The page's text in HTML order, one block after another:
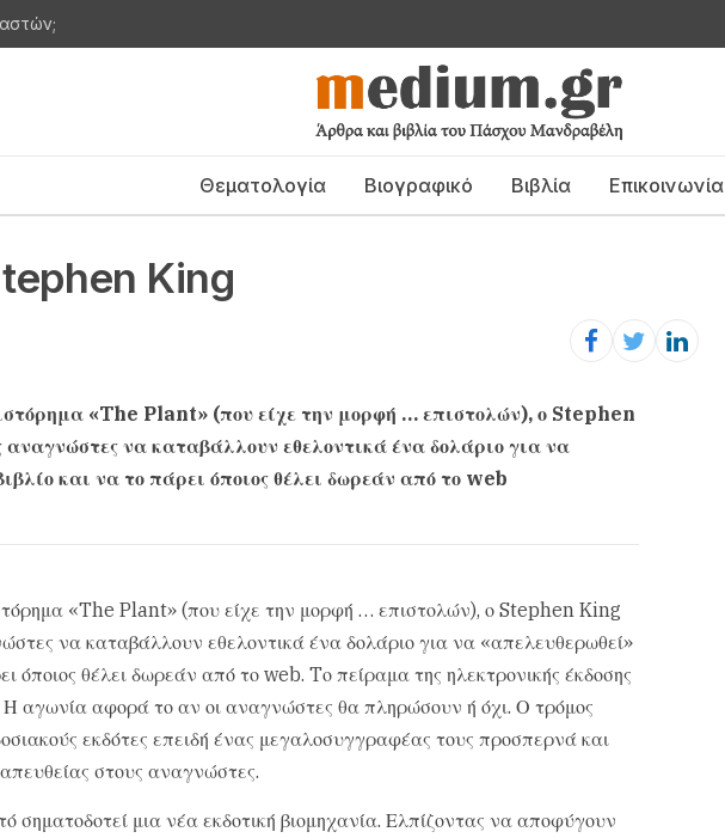
Θεματολογία Βιογραφικό Βιβλία Επικοινωνία
King
«The Plant» (που είχε την μορφή … επιστολών), ο Stephen
να καταβάλλουν εθελοντικά ένα δολάριο για να
και να το πάρει όποιος θέλει δωρεάν από το web
«The Plant» (που είχε την μορφή … επιστολών), ο Stephen King
να καταβάλλουν εθελοντικά ένα δολάριο για να «απελευθερωθεί»
όποιος θέλει δωρεάν από το web. Tο πείραμα της ηλεκτρονικής έκδοσης
Η αγωνία αφορά το αν οι αναγνώστες θα πληρώσουν ή όχι. Ο τρόμος
εκδότες επειδή ένας μεγαλοσυγγραφέας τους προσπερνά και
στους αναγνώστες.
σηματοδοτεί μια νέα εκδοτική βιομηχανία. Ελπίζοντας να αποφύγουν